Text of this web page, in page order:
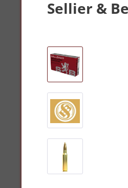
Sellier &